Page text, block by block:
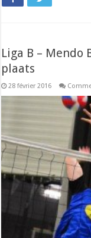
Liga B – Mendo
plaats
28 février 2016